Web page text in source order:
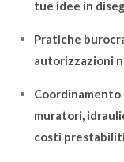
tue idee in
Pratiche
autorizzazioni
Coordinamento
muratori,
costi